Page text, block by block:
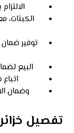
الكبتات،
توفير
البيع
وضمان
تفصيل